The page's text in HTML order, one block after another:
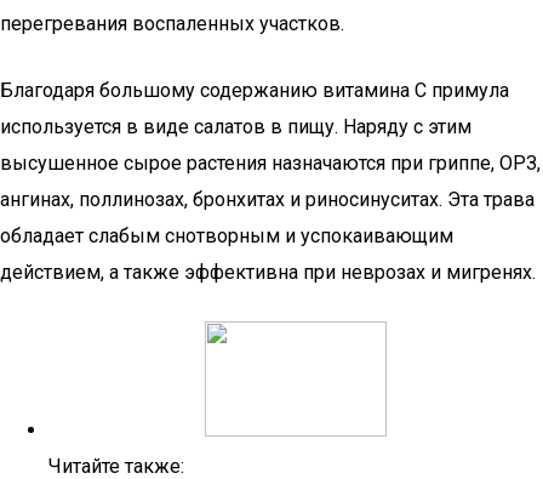
перегревания воспаленных участков.
Благодаря большому содержанию витамина С примула
используется в виде салатов в пищу. Наряду с этим
высушенное сырое растения назначаются при гриппе, ОРЗ,
ангинах, поллинозах, бронхитах и риносинуситах. Эта трава
обладает слабым снотворным и успокаивающим
действием, а также эффективна при неврозах и мигренях.
Читайте также: